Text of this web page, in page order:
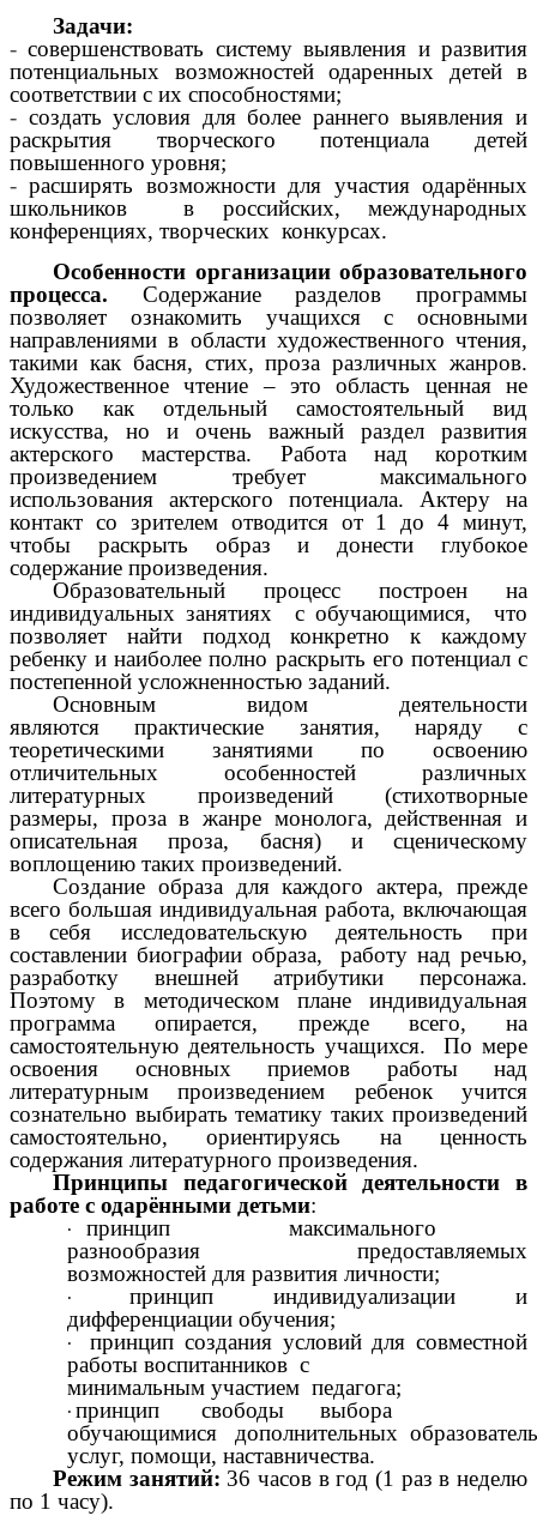
Задачи:
-совершенствовать систему выявления и развития
потенциальных возможностей одаренных детей в
соответствии с их способностями;
- создать условия для более раннего выявления и
раскрытия творческого потенциала детей
повышенного уровня;
- расширять возможности для участия одарённых
школьников в российских, международных
конференциях, творческих конкурсах.
Особенности организации образовательного
процесса. Содержание разделов программы
позволяет ознакомить учащихся с основными
направлениями в области художественного чтения,
такими как басня, стих, проза различных жанров.
Художественное чтение – это область ценная не
только как отдельный самостоятельный вид
искусства, но и очень важный раздел развития
актерского мастерства. Работа над коротким
произведением требует максимального
использования актерского потенциала. Актеру на
контакт со зрителем отводится от 1 до 4 минут,
чтобы раскрыть образ и донести глубокое
содержание произведения.
Образовательный процесс построен на
индивидуальных занятиях с обучающимися, что
позволяет найти подход конкретно к каждому
ребенку и наиболее полно раскрыть его потенциалс
постепенной усложненностью заданий.
Основным видом деятельности
являются практические занятия, наряду с
теоретическими занятиями по освоению
отличительных особенностей различных
литературных произведений (стихотворные
размеры, проза в жанре монолога, действенная и
описательная проза, басня) и сценическому
воплощению таких произведений.
Создание образа для каждого актера, прежде
всего большая индивидуальная работа, включающая
в себя исследовательскую деятельность при
составлении биографии образа, работу над речью,
разработку внешней атрибутики персонажа.
Поэтому в методическом плане индивидуальная
программа опирается, прежде всего, на
самостоятельную деятельность учащихся. По мере
освоения основных приемов работы над
литературным произведением ребенок учится
сознательно выбирать тематику таких произведений
самостоятельно, ориентируясь на ценность
содержания литературного произведения.
Принципы педагогической деятельности в
работе с одарёнными детьми:
принцип максимального
разнообразия предоставляемых
возможностей для развития личности;
принцип индивидуализации и
дифференциации обучения;
принцип создания условий для совместной
работы воспитанников с
минимальным участием педагога;
принцип свободы выбора
обучающимися дополнительных
услуг, помощи, наставничества.
Режим занятий: 36 часов в год (1 раз в неделю
по 1 часу).